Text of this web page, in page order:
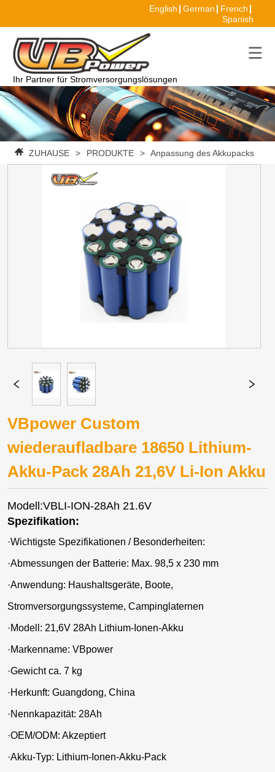
English German
French
Spanish
Ihr Partner für Stromversorgungslösungen
ZUHAUSE > PRODUKTE > Anpassung des Akkupacks
VBpower Custom
wiederaufladbare 18650 Lithium-
Akku-Pack 28Ah 21,6V Li-Ion Akku
Modell:VBLI-ION-28Ah 21.6V
Spezifikation:
·Wichtigste Spezifikationen / Besonderheiten:
·Abmessungen der Batterie: Max. 98,5 x 230 mm
·Anwendung: Haushaltsgeräte, Boote,
Stromversorgungssysteme, Campinglaternen
·Modell: 21,6V 28Ah Lithium-Ionen-Akku
·Markenname: VBpower
·Gewicht ca. 7 kg
·Herkunft: Guangdong, China
·Nennkapazität: 28Ah
·OEM/ODM: Akzeptiert
·Akku-Typ: Lithium-Ionen-Akku-Pack